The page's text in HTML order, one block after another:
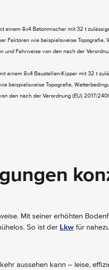
einem 8x4 Betonmischer mit 32 t
Faktoren wie beispielsweise Topografie,
Fahrweise von den nach der
einem 8x4 Baustellen-Kipper mit 32 t
beispielsweise Topografie,
den nach der Verordnung (EU) 2017/
Mit seiner erhöhten
So ist der Lkw für
aussehen kann – leise,